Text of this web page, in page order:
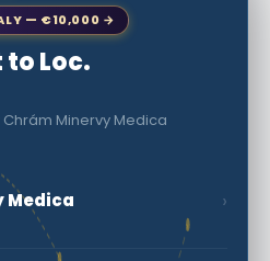
— €10,000 →
Loc.
Minervy Medica
Medica ›